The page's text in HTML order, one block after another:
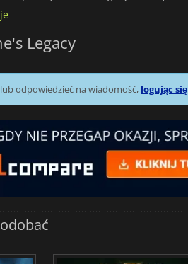
Legacy
odpowiedzieć na wiadomość, logując się